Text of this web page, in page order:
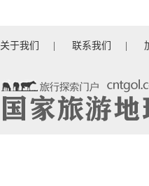
关于我们 联系我们